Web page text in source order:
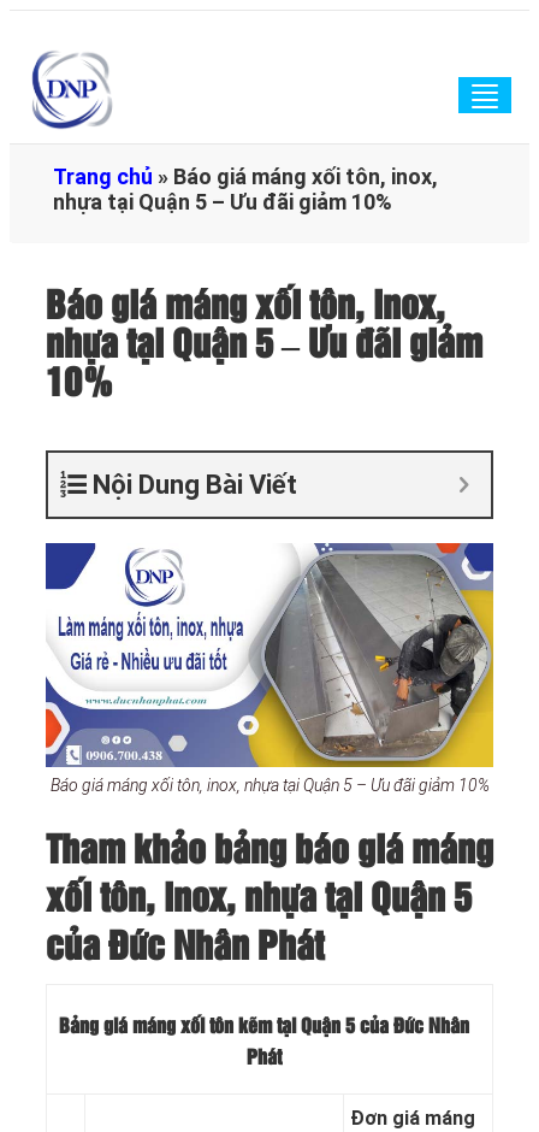
Trang chủ » Báo giá máng xối tôn, inox,
nhựa tại Quận 5 – Ưu đãi giảm 10%
Báo giá máng xối tôn, inox,
nhựa tại Quận 5 – Ưu đãi giảm
10%
Nội Dung Bài Viết
Báo giá máng xối tôn, inox, nhựa tại Quận 5 – Ưu đãi giảm 10%
Tham khảo bảng báo giá máng
xối tôn, inox, nhựa tại Quận 5
của Đức Nhân Phát
Bảng giá máng xối tôn kẽm tại Quận 5 của Đức Nhân
Phát
Đơn giá máng